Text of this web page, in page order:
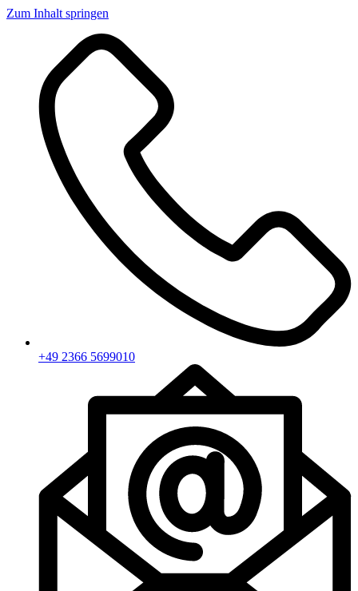
Zum Inhalt springen
+49 2366 5699010